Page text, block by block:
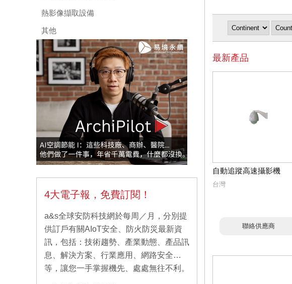
熱影像擷取設備
其他
4大電子報，免費訂閱！
a&s全球安防科技網於每周／月，分別提
供訂戶有關AIoT安全、防火防災最新資
訊，包括：技術趨勢、產業動態、產品訊
息、解決方案、行業應用、網路安全…
等，讓您一手掌握機先、處處無往不利。
最新產品
自動追蹤高速攝影機
台灣
聯絡供應商